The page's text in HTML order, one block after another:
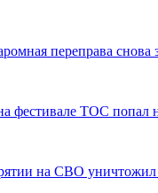
переправа снова
фестивале ТОС попал
на СВО уничтожил